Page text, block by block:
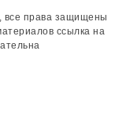
права защищены
ссылка на